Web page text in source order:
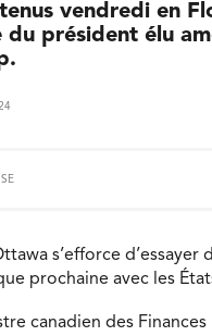
vendredi en
du président élu
s’efforce d’essayer
prochaine avec les
canadien des